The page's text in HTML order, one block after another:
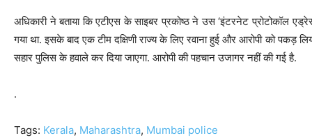
अधिकारी ने बताया कि एटीएस के साइबर प्रकोष्ठ ने उस ‘इंटरनेट प्रोटोकॉल
गया था. इसके बाद एक टीम दक्षिणी राज्य के लिए रवाना हुई और आरोपी को पकड़
सहार पुलिस के हवाले कर दिया जाएगा. आरोपी की पहचान उजागर नहीं की गई है.
.
Tags: Kerala, Maharashtra, Mumbai police